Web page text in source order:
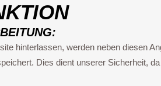
hinterlassen, werden neben diesen
Dies dient unserer Sicherheit,